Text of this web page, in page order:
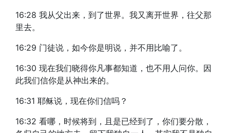
16:28 我从父出来，到了世界。我又离开世界，往父那
里去。
16:29 门徒说，如今你是明说，并不用比喻了。
16:30 现在我们晓得你凡事都知道，也不用人问你。因
此我们信你是从神出来的。
16:31 耶稣说，现在你们信吗？
16:32 看哪，时候将到，且是已经到了，你们要分散，